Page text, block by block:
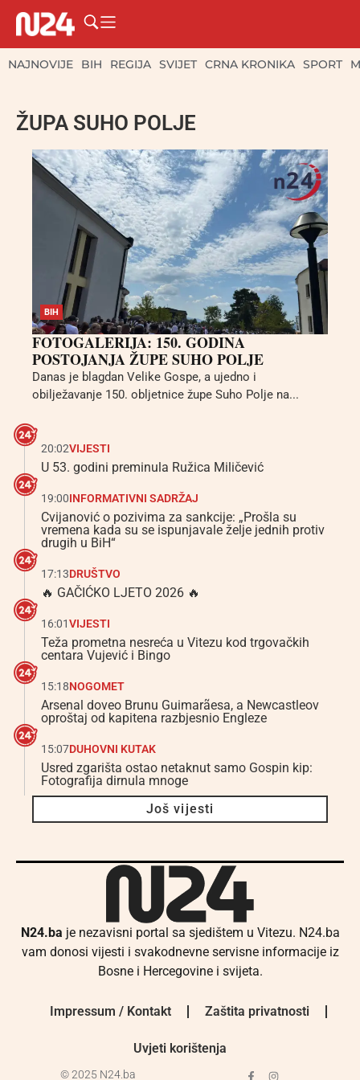
NAJNOVIJE BIH REGIJA SVIJET CRNA KRONIKA SPORT
ŽUPA SUHO POLJE
BIH
FOTOGALERIJA: 150. GODINA
POSTOJANJA ŽUPE SUHO POLJE
Danas je blagdan Velike Gospe, a ujedno i
obilježavanje 150. obljetnice župe Suho Polje na...
20:02VIJESTI
U 53. godini preminula Ružica Miličević
19:00INFORMATIVNI SADRŽAJ
Cvijanović o pozivima za sankcije: „Prošla su
vremena kada su se ispunjavale želje jednih protiv
drugih u BiH“
17:13DRUŠTVO
🔥 GAČIĆKO LJETO 2026 🔥
16:01VIJESTI
Teža prometna nesreća u Vitezu kod trgovačkih
centara Vujević i Bingo
15:18NOGOMET
Arsenal doveo Brunu Guimarãesa, a Newcastleov
oproštaj od kapitena razbjesnio Engleze
15:07DUHOVNI KUTAK
Usred zgarišta ostao netaknut samo Gospin kip:
Fotografija dirnula mnoge
Još vijesti
N24.ba je nezavisni portal sa sjedištem u Vitezu. N24.ba
vam donosi vijesti i svakodnevne servisne informacije iz
Bosne i Hercegovine i svijeta.
Impressum / Kontakt Zaštita privatnosti
Uvjeti korištenja
© 2025 N24.ba